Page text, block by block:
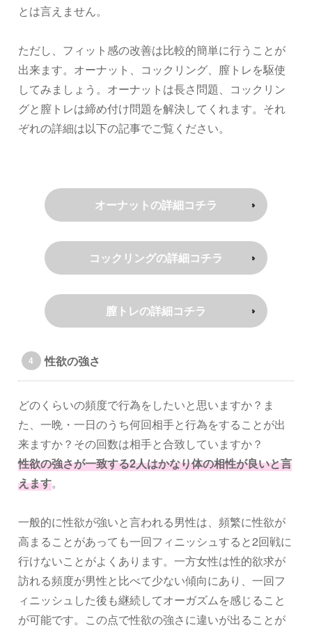
とは言えません。
ただし、フィット感の改善は比較的簡単に行うことが
出来ます。オーナット、コックリング、膣トレを駆使
してみましょう。オーナットは長さ問題、コックリン
グと膣トレは締め付け問題を解決してくれます。それ
ぞれの詳細は以下の記事でご覧ください。
オーナットの詳細コチラ
コックリングの詳細コチラ
膣トレの詳細コチラ
性欲の強さ
どのくらいの頻度で行為をしたいと思いますか？ま
た、一晩・一日のうち何回相手と行為をすることが出
来ますか？その回数は相手と合致していますか？
性欲の強さが一致する2人はかなり体の相性が良いと言
えます。
一般的に性欲が強いと言われる男性は、頻繁に性欲が
高まることがあっても一回フィニッシュすると2回戦に
行けないことがよくあります。一方女性は性的欲求が
訪れる頻度が男性と比べて少ない傾向にあり、一回フ
ィニッシュした後も継続してオーガズムを感じること
が可能です。この点で性欲の強さに違いが出ることが